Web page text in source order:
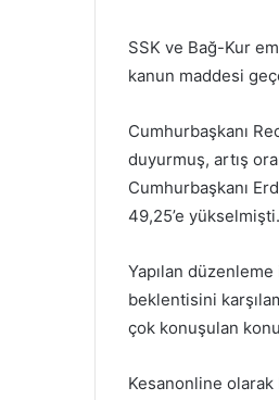
SSK ve Bağ-Kur
kanun maddesi
Cumhurbaşkanı
duyurmuş, artış
Cumhurbaşkanı
49,25’e
Yapılan
beklentisini
çok konuşulan
Kesanonline olarak